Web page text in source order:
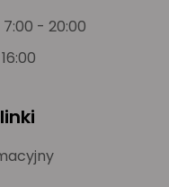
- 20:00